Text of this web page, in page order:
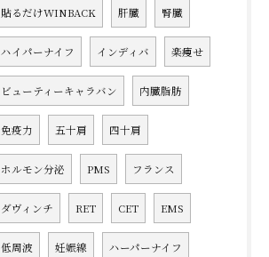
貼るだけWINBACK 肝臓 腎臓
ハイパーナイフ インディバ 楽痩せ
ビューティーキャラバン 内臓脂肪
免疫力 五十肩 四十肩
ホルモン分泌 PMS フランス
ダヴィンチ RET CET EMS
低周波 妊娠線 ハーパーナイフ